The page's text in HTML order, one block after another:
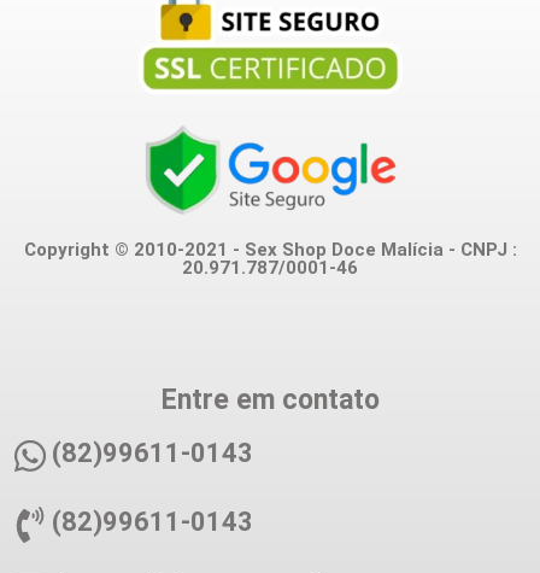
Copyright © 2010-2021 - Sex Shop Doce Malícia - CNPJ :
20.971.787/0001-46
Entre em contato
(82)99611-0143
(82)99611-0143